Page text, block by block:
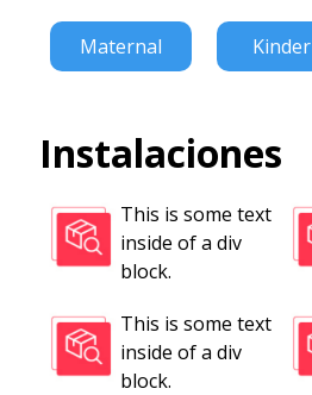
Maternal Kinder
Instalaciones
This is some text
inside of a div
block.
This is some text
inside of a div
block.